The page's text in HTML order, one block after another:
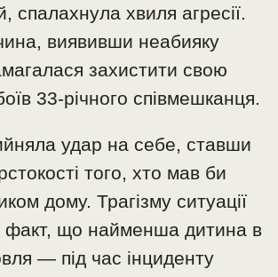
спалахнула хвиля агресії.
виявивши неабияку
захистити свою
33-річного співмешканця.
удар на себе, ставши
того, хто мав би
дому. Трагізму ситуації
факт, що найменша дитина в
— під час інциденту